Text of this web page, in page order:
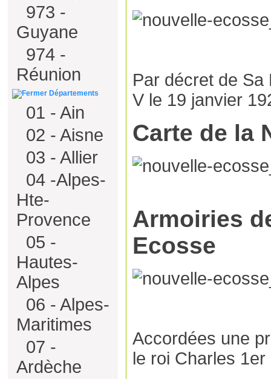
973 -
Guyane
974 -
Réunion
Départements
01 - Ain
02 - Aisne
03 - Allier
04 -Alpes-
Hte-
Provence
05 -
Hautes-
Alpes
06 - Alpes-
Maritimes
07 -
Ardèche
Par décret de Sa
V le 19 janvier
Carte de la
Armoiries
Ecosse
Accordées une
le roi Charles 1er